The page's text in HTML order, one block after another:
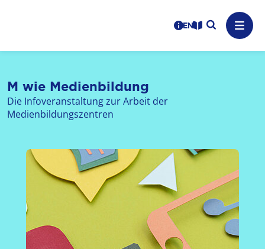
Logo: LPR Medienanstalt Hessen, Claim: Medien,
Benutzerhinweise
informations in
Leichte Sprache
Suche
M wie Medienbildung
Die Infoveranstaltung zur Arbeit der
Medienbildungszentren